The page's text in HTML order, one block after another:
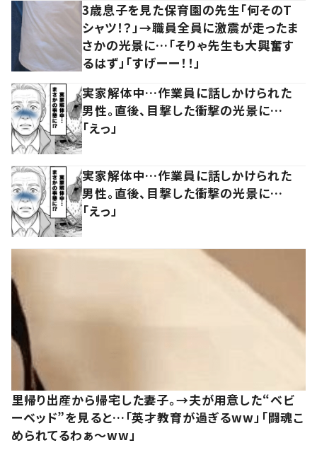
3歳息子を見た保育園の先生「何そのT
シャツ！？」→職員全員に激震が走ったま
さかの光景に…「そりゃ先生も大興奮す
るはず」「すげーー！！」
実家解体中…作業員に話しかけられた
男性。直後、目撃した衝撃の光景に…
「えっ」
実家解体中…作業員に話しかけられた
男性。直後、目撃した衝撃の光景に…
「えっ」
里帰り出産から帰宅した妻子。→夫が用意した“ベビ
ーベッド”を見ると…「英才教育が過ぎるww」「闘魂こ
められてるわぁ～ww」